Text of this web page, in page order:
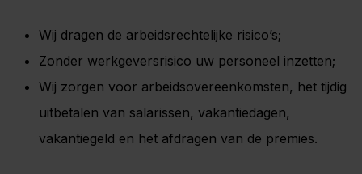
Wij dragen de arbeidsrechtelijke risico’s;
Zonder werkgeversrisico uw personeel inzetten;
Wij zorgen voor arbeidsovereenkomsten, het tijdig
uitbetalen van salarissen, vakantiedagen,
vakantiegeld en het afdragen van de premies.